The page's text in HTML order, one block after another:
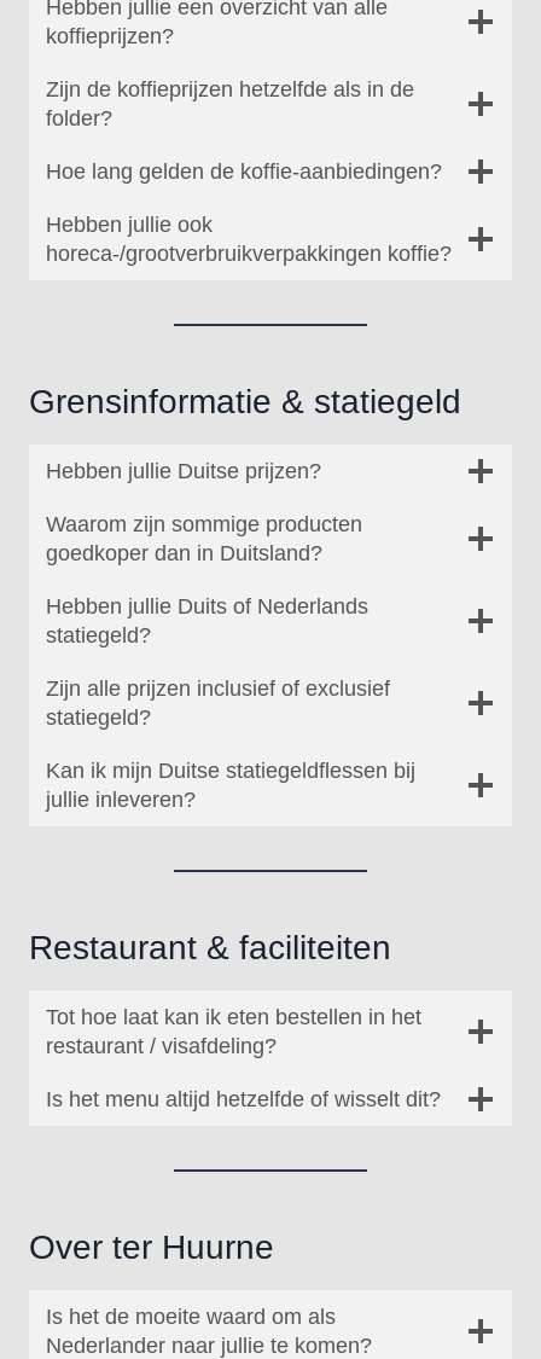
Hebben jullie een overzicht van alle
koffieprijzen?
Zijn de koffieprijzen hetzelfde als in de
folder?
Hoe lang gelden de koffie-aanbiedingen?
Hebben jullie ook
horeca-/grootverbruikverpakkingen koffie?
Grensinformatie & statiegeld
Hebben jullie Duitse prijzen?
Waarom zijn sommige producten
goedkoper dan in Duitsland?
Hebben jullie Duits of Nederlands
statiegeld?
Zijn alle prijzen inclusief of exclusief
statiegeld?
Kan ik mijn Duitse statiegeldflessen bij
jullie inleveren?
Restaurant & faciliteiten
Tot hoe laat kan ik eten bestellen in het
restaurant / visafdeling?
Is het menu altijd hetzelfde of wisselt dit?
Over ter Huurne
Is het de moeite waard om als
Nederlander naar jullie te komen?